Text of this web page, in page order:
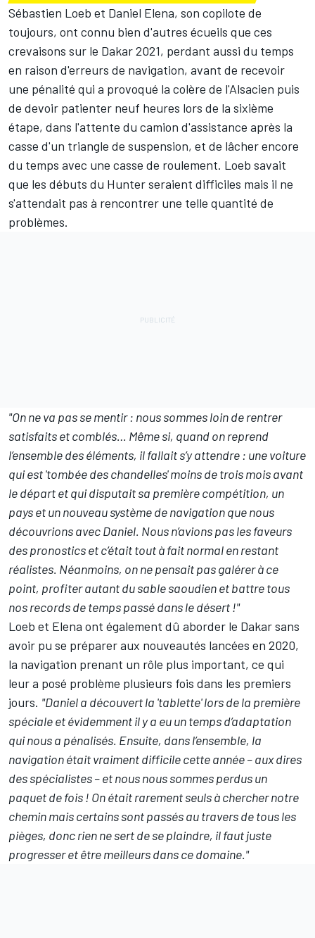
Sébastien Loeb et Daniel Elena, son copilote de
toujours, ont connu bien d'autres écueils que ces
crevaisons sur le Dakar 2021, perdant aussi du temps
en raison d'erreurs de navigation, avant de recevoir
une pénalité qui a provoqué la colère de l'Alsacien puis
de devoir patienter neuf heures lors de la sixième
étape, dans l'attente du camion d'assistance après la
casse d'un triangle de suspension, et de lâcher encore
du temps avec une casse de roulement. Loeb savait
que les débuts du Hunter seraient difficiles mais il ne
s'attendait pas à rencontrer une telle quantité de
problèmes.
"On ne va pas se mentir : nous sommes loin de rentrer
satisfaits et comblés… Même si, quand on reprend
l’ensemble des éléments, il fallait s’y attendre : une voiture
qui est 'tombée des chandelles' moins de trois mois avant
le départ et qui disputait sa première compétition, un
pays et un nouveau système de navigation que nous
découvrions avec Daniel. Nous n’avions pas les faveurs
des pronostics et c’était tout à fait normal en restant
réalistes. Néanmoins, on ne pensait pas galérer à ce
point, profiter autant du sable saoudien et battre tous
nos records de temps passé dans le désert !"
Loeb et Elena ont également dû aborder le Dakar sans
avoir pu se préparer aux nouveautés lancées en 2020,
la navigation prenant un rôle plus important, ce qui
leur a posé problème plusieurs fois dans les premiers
jours. "Daniel a découvert la 'tablette' lors de la première
spéciale et évidemment il y a eu un temps d’adaptation
qui nous a pénalisés. Ensuite, dans l’ensemble, la
navigation était vraiment difficile cette année – aux dires
des spécialistes – et nous nous sommes perdus un
paquet de fois ! On était rarement seuls à chercher notre
chemin mais certains sont passés au travers de tous les
pièges, donc rien ne sert de se plaindre, il faut juste
progresser et être meilleurs dans ce domaine."